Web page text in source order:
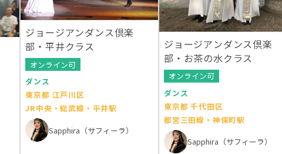
ジョージアンダンス倶楽
部・平井クラス
オンライン可
ダンス
東京都 江戸川区
JR中央・総武線・平井駅
Sapphira（サフィーラ）
ジョージアンダンス倶楽
部・お茶の水クラス
オンライン可
ダンス
東京都 千代田区
都営三田線・神保町駅
Sapphira（サフィーラ）